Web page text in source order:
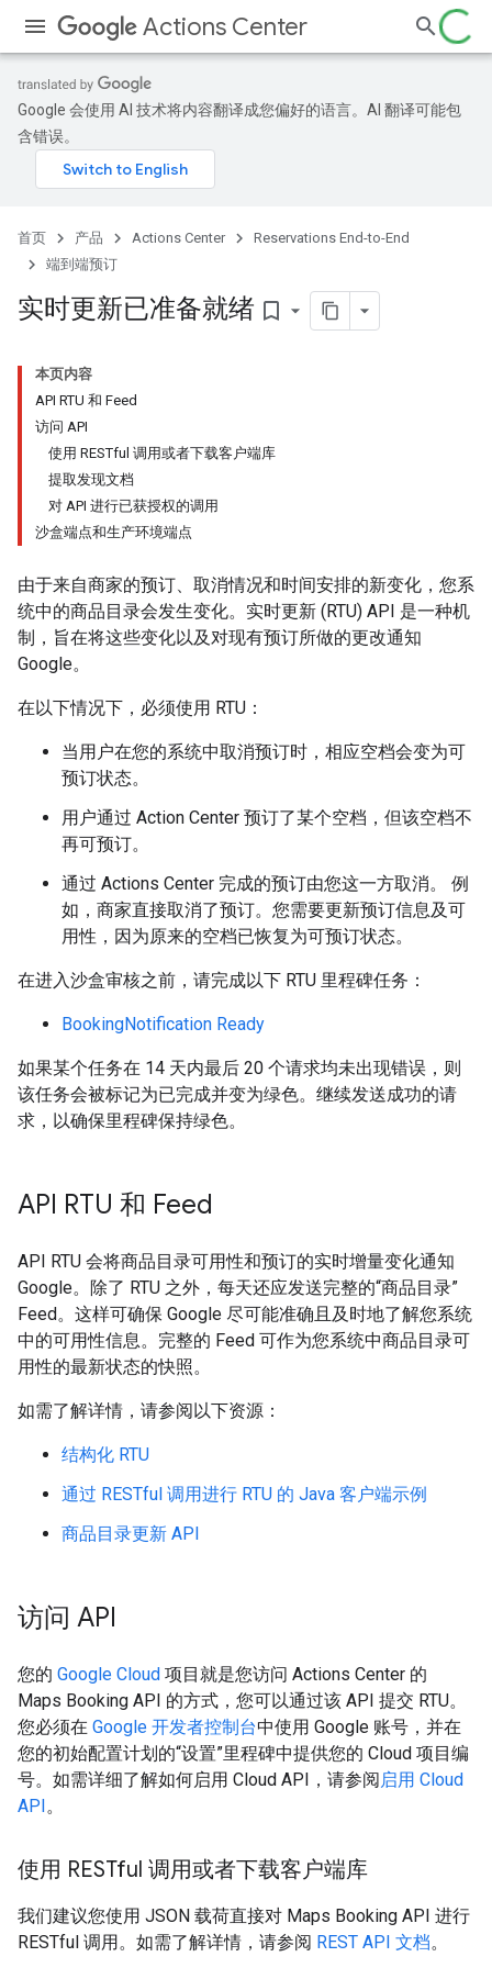
Actions Center
Google 会使用 AI 技术将内容翻译成您偏好的语言。AI 翻译可能包
含错误。
首页 产品 Actions Center
Reservations End-to-End
端到端预订
实时更新已准备就绪 bookmark_border
本页内容
API RTU 和 Feed
访问 API
使用 RESTful 调用或者下载客户端库
提取发现文档
对 API 进行已获授权的调用
沙盒端点和生产环境端点
由于来自商家的预订、取消情况和时间安排的新变化，您系
统中的商品目录会发生变化。实时更新 (RTU) API 是一种机
制，旨在将这些变化以及对现有预订所做的更改通知
Google。
在以下情况下，必须使用 RTU：
当用户在您的系统中取消预订时，相应空档会变为可
预订状态。
用户通过 Action Center 预订了某个空档，但该空档不
再可预订。
通过 Actions Center 完成的预订由您这一方取消。 例
如，商家直接取消了预订。您需要更新预订信息及可
用性，因为原来的空档已恢复为可预订状态。
在进入沙盒审核之前，请完成以下 RTU 里程碑任务：
BookingNotification Ready
如果某个任务在 14 天内最后 20 个请求均未出现错误，则
该任务会被标记为已完成并变为绿色。继续发送成功的请
求，以确保里程碑保持绿色。
API RTU 和 Feed
API RTU 会将商品目录可用性和预订的实时增量变化通知
Google。除了 RTU 之外，每天还应发送完整的“商品目录”
Feed。这样可确保 Google 尽可能准确且及时地了解您系统
中的可用性信息。完整的 Feed 可作为您系统中商品目录可
用性的最新状态的快照。
如需了解详情，请参阅以下资源：
结构化 RTU
通过 RESTful 调用进行 RTU 的 Java 客户端示例
商品目录更新 API
访问 API
您的 Google Cloud 项目就是您访问 Actions Center 的
Maps Booking API 的方式，您可以通过该 API 提交 RTU。
您必须在 Google 开发者控制台中使用 Google 账号，并在
您的初始配置计划的“设置”里程碑中提供您的 Cloud 项目编
号。如需详细了解如何启用 Cloud API，请参阅启用 Cloud
API。
使用 RESTful 调用或者下载客户端库
我们建议您使用 JSON 载荷直接对 Maps Booking API 进行
RESTful 调用。如需了解详情，请参阅 REST API 文档。